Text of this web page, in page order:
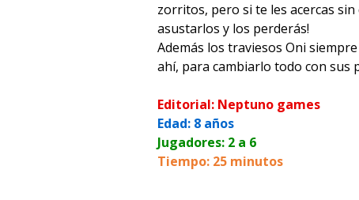
zorritos, pero si te les acercas sin
asustarlos y los perderás!
Además los traviesos Oni
ahí, para cambiarlo todo con sus
Editorial: Neptuno games
Edad: 8 años
Jugadores: 2 a 6
Tiempo: 25 minutos